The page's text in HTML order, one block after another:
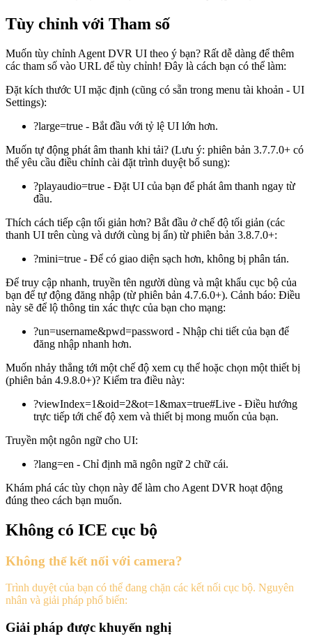
Tùy chỉnh với Tham số
Muốn tùy chỉnh Agent DVR UI theo ý bạn? Rất dễ dàng để thêm
các tham số vào URL để tùy chỉnh! Đây là cách bạn có thể làm:
Đặt kích thước UI mặc định (cũng có sẵn trong menu tài khoản - UI
Settings):
?large=true - Bắt đầu với tỷ lệ UI lớn hơn.
Muốn tự động phát âm thanh khi tải? (Lưu ý: phiên bản 3.7.7.0+ có
thể yêu cầu điều chỉnh cài đặt trình duyệt bổ sung):
?playaudio=true - Đặt UI của bạn để phát âm thanh ngay từ
đầu.
Thích cách tiếp cận tối giản hơn? Bắt đầu ở chế độ tối giản (các
thanh UI trên cùng và dưới cùng bị ẩn) từ phiên bản 3.8.7.0+:
?mini=true - Để có giao diện sạch hơn, không bị phân tán.
Để truy cập nhanh, truyền tên người dùng và mật khẩu cục bộ của
bạn để tự động đăng nhập (từ phiên bản 4.7.6.0+). Cảnh báo: Điều
này sẽ để lộ thông tin xác thực của bạn cho mạng:
?un=username&pwd=password - Nhập chi tiết của bạn để
đăng nhập nhanh hơn.
Muốn nhảy thẳng tới một chế độ xem cụ thể hoặc chọn một thiết bị
(phiên bản 4.9.8.0+)? Kiểm tra điều này:
?viewIndex=1&oid=2&ot=1&max=true#Live - Điều hướng
trực tiếp tới chế độ xem và thiết bị mong muốn của bạn.
Truyền một ngôn ngữ cho UI:
?lang=en - Chỉ định mã ngôn ngữ 2 chữ cái.
Khám phá các tùy chọn này để làm cho Agent DVR hoạt động
đúng theo cách bạn muốn.
Không có ICE cục bộ
Không thể kết nối với camera?
Trình duyệt của bạn có thể đang chặn các kết nối cục bộ. Nguyên
nhân và giải pháp phổ biến:
Giải pháp được khuyến nghị